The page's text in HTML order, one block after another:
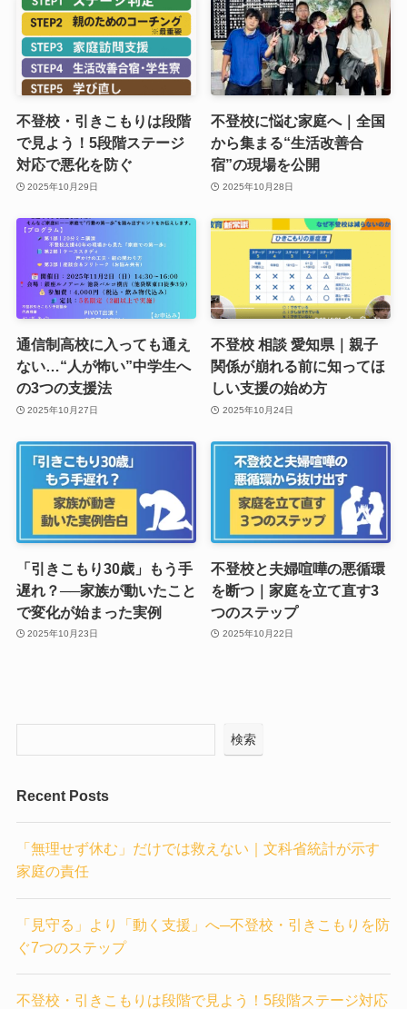
不登校・引きこもりは段階
で見よう！5段階ステージ
対応で悪化を防ぐ
2025年10月29日
不登校に悩む家庭へ｜全国
から集まる“生活改善合
宿”の現場を公開
2025年10月28日
通信制高校に入っても通え
ない…“人が怖い”中学生へ
の3つの支援法
2025年10月27日
不登校 相談 愛知県｜親子
関係が崩れる前に知ってほ
しい支援の始め方
2025年10月24日
「引きこもり30歳」もう手
遅れ？──家族が動いたこと
で変化が始まった実例
2025年10月23日
不登校と夫婦喧嘩の悪循環
を断つ｜家庭を立て直す3
つのステップ
2025年10月22日
検索
Recent Posts
「無理せず休む」だけでは救えない｜文科省統計が示す
家庭の責任
「見守る」より「動く支援」へ─不登校・引きこもりを防
ぐ7つのステップ
不登校・引きこもりは段階で見よう！5段階ステージ対応